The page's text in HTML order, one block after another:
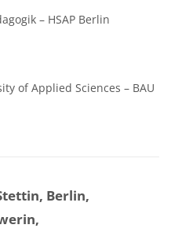
– HSAP Berlin
of Applied Sciences – BAU
Berlin,